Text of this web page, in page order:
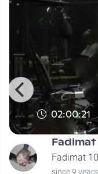
02:00:21
Fadimat
Fadimat
since 9